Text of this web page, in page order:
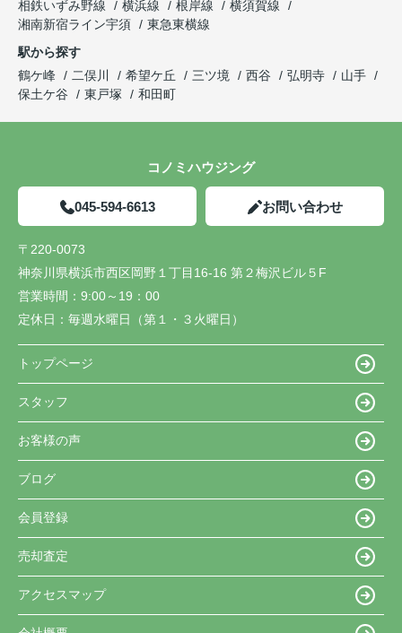
相鉄いずみ野線
横浜線 根岸線
横須賀線
湘南新宿ライン宇須
東急東横線
駅から探す
鶴ケ峰
二俣川 希望ケ丘 三ツ境 西谷 弘明寺
山手
保土ケ谷
東戸塚 和田町
コノミハウジング
045-594-6613 お問い合わせ
〒220-0073
神奈川県横浜市西区岡野１丁目16-16 第２梅沢ビル５F
営業時間： 9:00～19：00
定休日： 毎週水曜日（第１・３火曜日）
トップページ
スタッフ
お客様の声
ブログ
会員登録
売却査定
アクセスマップ